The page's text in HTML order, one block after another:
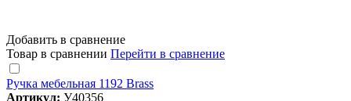
Добавить в сравнение
Товар в сравнении Перейти в сравнение
Ручка мебельная 1192 Brass
Артикул: У40356